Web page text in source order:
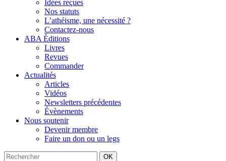
Idées reçues
Nos statuts
L’athéisme, une nécessité ?
Contactez-nous
ABA Éditions
Livres
Revues
Commander
Actualités
Articles
Vidéos
Newsletters précédentes
Évènements
Nous soutenir
Devenir membre
Faire un don ou un legs
OK